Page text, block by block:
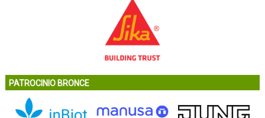
PATROCINIO BRONCE